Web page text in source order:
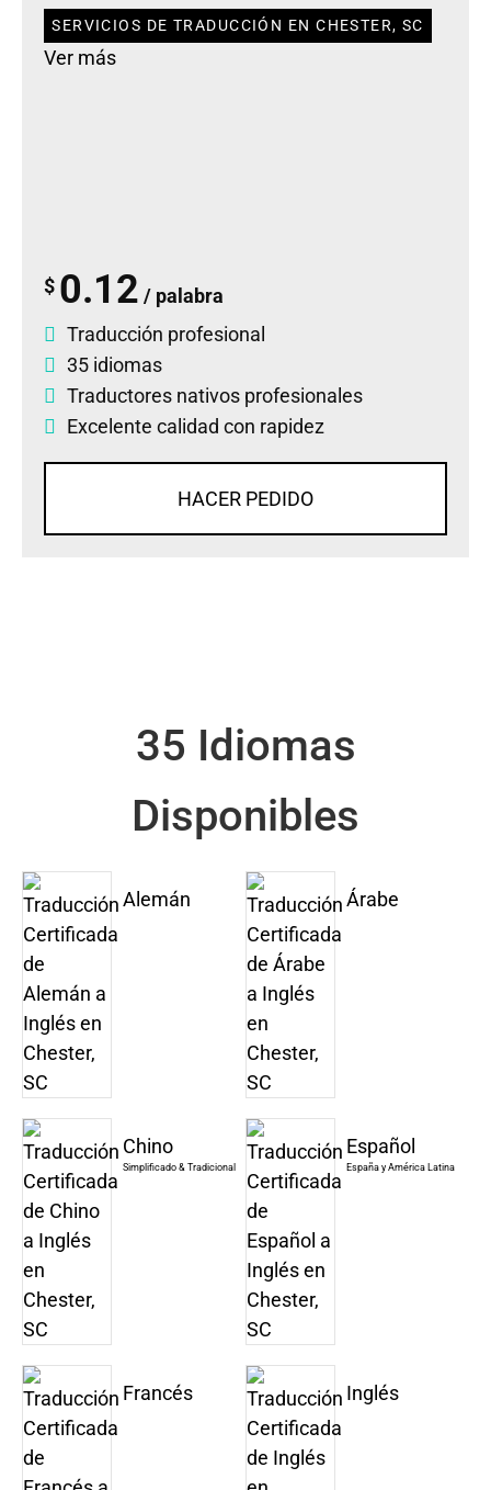
SERVICIOS DE TRADUCCIÓN EN CHESTER, SC
Ver más
$ 0.12 / palabra
Traducción profesional
35 idiomas
Traductores nativos profesionales
Excelente calidad con rapidez
HACER PEDIDO
35 Idiomas
Disponibles
Alemán Árabe
Chino
Simplificado & Tradicional
Español
España y América Latina
Francés Inglés